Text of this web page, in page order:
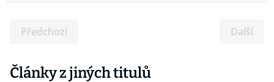
Předchozí Další
Články z jiných titulů